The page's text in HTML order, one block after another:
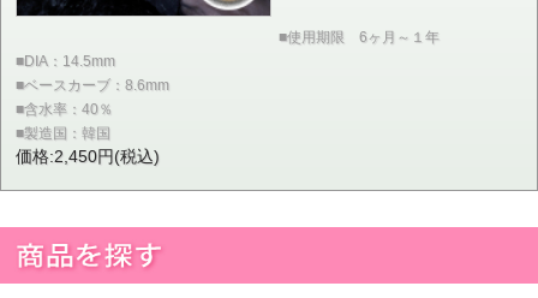
■使用期限 6ヶ月～１年
■DIA：14.5mm
■ベースカーブ：8.6mm
■含水率：40％
■製造国：韓国
価格:2,450円(税込)